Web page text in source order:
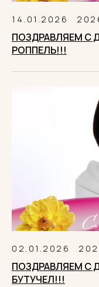
14.01.2026
ПОЗДРАВЛЯЕМ С
РОППЕЛЬ!!!
02.01.2026
ПОЗДРАВЛЯЕМ С
БУТУЧЕЛ!!!